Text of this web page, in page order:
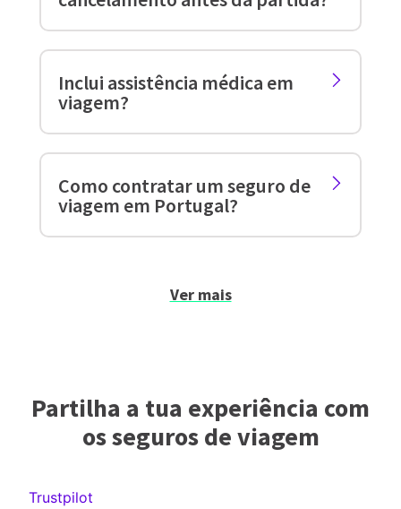
Inclui assistência médica em
viagem?
Como contratar um seguro de
viagem em Portugal?
Ver mais
Partilha a tua experiência com
os seguros de viagem
Trustpilot